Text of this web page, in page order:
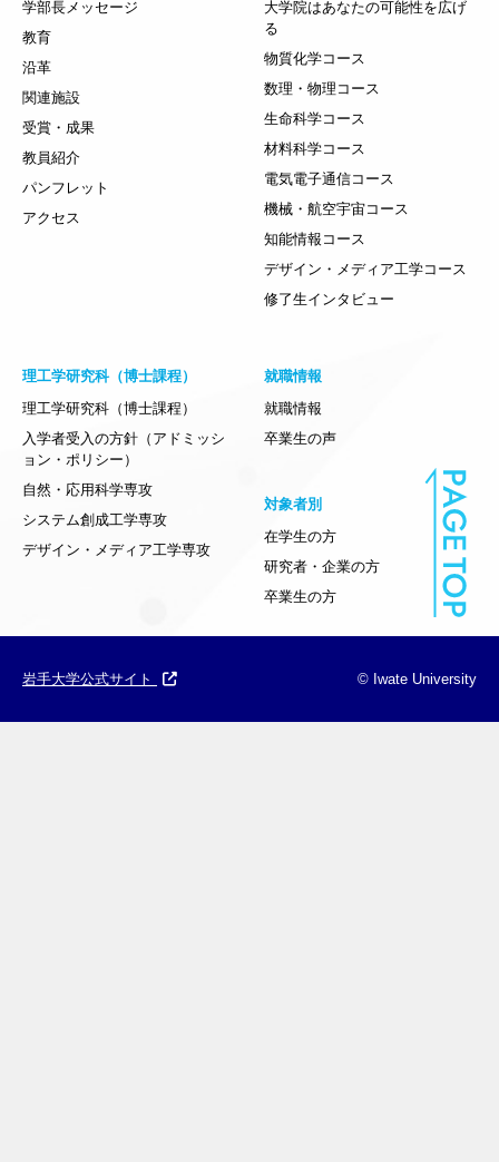
学部長メッセージ
教育
沿革
関連施設
受賞・成果
教員紹介
パンフレット
アクセス
大学院はあなたの可能性を広げ
る
物質化学コース
数理・物理コース
生命科学コース
材料科学コース
電気電子通信コース
機械・航空宇宙コース
知能情報コース
デザイン・メディア工学コース
修了生インタビュー
理工学研究科（博士課程）
理工学研究科（博士課程）
入学者受入の方針（アドミッシ
ョン・ポリシー）
自然・応用科学専攻
システム創成工学専攻
デザイン・メディア工学専攻
就職情報
就職情報
卒業生の声
対象者別
在学生の方
研究者・企業の方
卒業生の方
岩手大学公式サイト © Iwate University